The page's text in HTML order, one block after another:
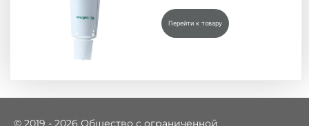
Перейти к товару